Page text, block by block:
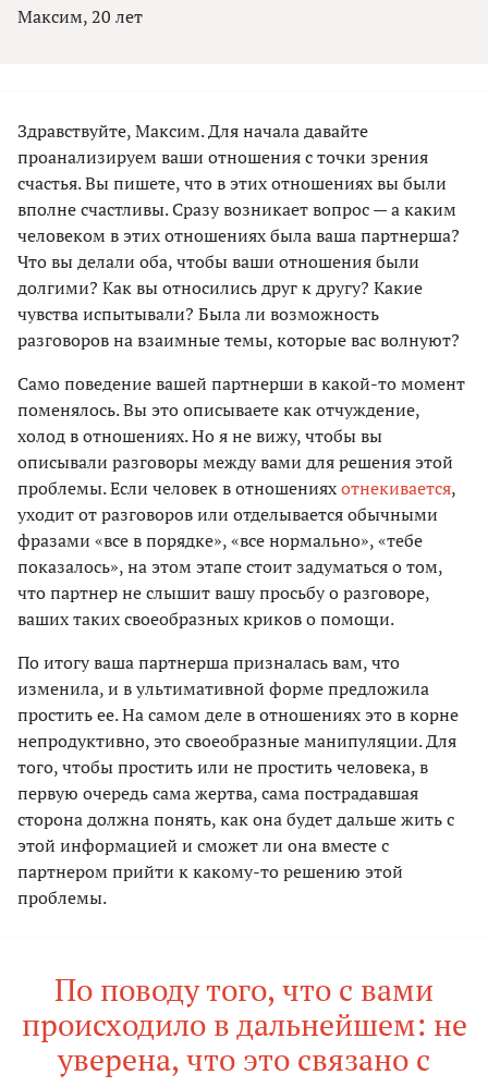
Максим, 20 лет
Здравствуйте, Максим. Для начала давайте
проанализируем ваши отношения с точки зрения
счастья. Вы пишете, что в этих отношениях вы были
вполне счастливы. Сразу возникает вопрос — а каким
человеком в этих отношениях была ваша партнерша?
Что вы делали оба, чтобы ваши отношения были
долгими? Как вы относились друг к другу? Какие
чувства испытывали? Была ли возможность
разговоров на взаимные темы, которые вас волнуют?
Само поведение вашей партнерши в какой-то момент
поменялось. Вы это описываете как отчуждение,
холод в отношениях. Но я не вижу, чтобы вы
описывали разговоры между вами для решения этой
проблемы. Если человек в отношенияхотнекивается,
уходит от разговоров или отделывается обычными
фразами «все в порядке», «все нормально», «тебе
показалось», на этом этапе стоит задуматься о том,
что партнер не слышит вашу просьбу о разговоре,
ваших таких своеобразных криков о помощи.
По итогу ваша партнерша призналась вам, что
изменила, и в ультимативной форме предложила
простить ее. На самом деле в отношениях это в корне
непродуктивно, это своеобразные манипуляции. Для
того, чтобы простить или не простить человека, в
первую очередь сама жертва, сама пострадавшая
сторона должна понять, как она будет дальше жить с
этой информацией и сможет ли она вместе с
партнером прийти к какому-то решению этой
проблемы.
По поводу того, что с вами
происходило в дальнейшем: не
уверена, что это связано с